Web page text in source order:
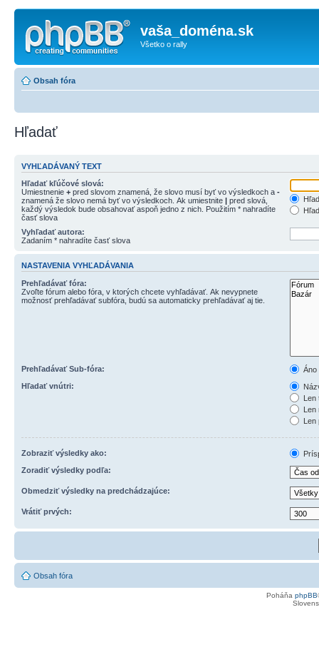
vaša_doména.sk
Všetko o rally
Obsah fóra
Hľadať
VYHĽADÁVANÝ TEXT
Hľadať kľúčové slová:
Umiestnenie + pred slovom znamená, že slovo musí byť vo výsledkoch a -
znamená že slovo nemá byť vo výsledkoch. Ak umiestnite | pred slová,
každý výsledok bude obsahovať aspoň jedno z nich. Použitím * nahradíte
časť slova
Vyhľadať autora:
Zadaním * nahradíte časť slova
NASTAVENIA VYHĽADÁVANIA
Prehľadávať fóra:
Zvoľte fórum alebo fóra, v ktorých chcete vyhľadávať. Ak nevypnete
možnosť prehľadávať subfóra, budú sa automaticky prehľadávať aj tie.
Prehľadávať Sub-fóra:
Áno
Hľadať vnútri:
Len
Len
Len
Zobraziť výsledky ako:
Zoradiť výsledky podľa:
Obmedziť výsledky na predchádzajúce:
Vrátiť prvých:
Obsah fóra
Poháňa phpBB